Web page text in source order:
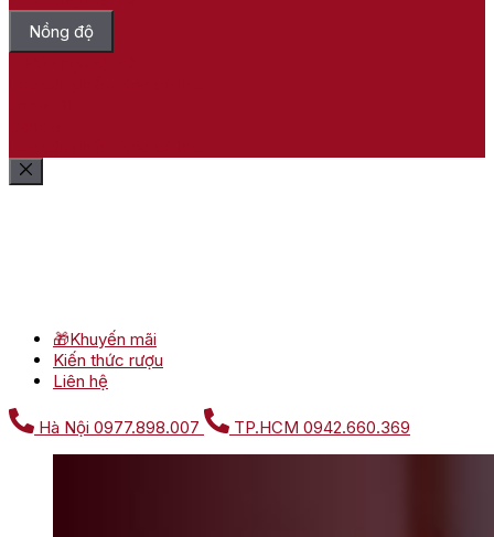
Nồng độ
🎁Khuyến mãi
Kiến thức rượu
Liên hệ
Hà Nội 0977.898.007 TP.HCM 0942.660.369